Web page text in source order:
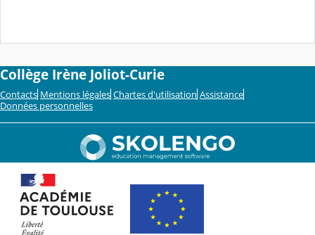
Collège Irène Joliot-Curie
Contacts Mentions légales Chartes d'utilisation Assistance
Données personnelles